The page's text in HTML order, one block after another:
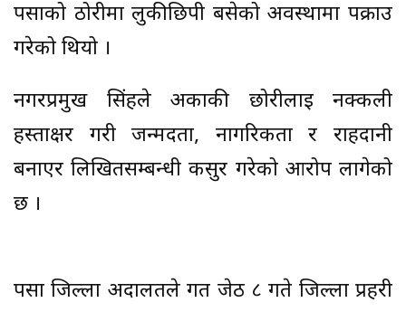
पर्साको ठोरीमा लुकीछिपी बसेको अवस्थामा पक्राउ
गरेको थियो ।
नगरप्रमुख सिंहले अर्काकी छोरीलाई नक्कली
हस्ताक्षर गरी जन्मदर्ता, नागरिकता र राहदानी
बनाएर लिखितसम्बन्धी कसुर गरेको आरोप लागेको
छ ।
पर्सा जिल्ला अदालतले गत जेठ ८ गते जिल्ला प्रहरी